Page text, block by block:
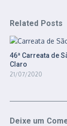
Related Posts
46ª Carreata de
Claro
21/07/2020
Deixe um